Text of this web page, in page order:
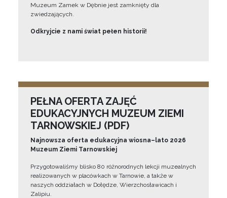
Muzeum Zamek w Dębnie jest zamknięty dla
zwiedzających.
Odkryjcie z nami świat pełen historii!
PEŁNA OFERTA ZAJĘĆ
EDUKACYJNYCH MUZEUM ZIEMI
TARNOWSKIEJ (PDF)
Najnowsza oferta edukacyjna wiosna–lato 2026
Muzeum Ziemi Tarnowskiej
Przygotowaliśmy blisko 80 różnorodnych lekcji muzealnych
realizowanych w placówkach w Tarnowie, a także w
naszych oddziałach w Dołędze, Wierzchosławicach i
Zalipiu.